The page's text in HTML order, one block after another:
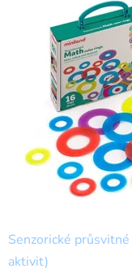
Senzorické
aktivit)